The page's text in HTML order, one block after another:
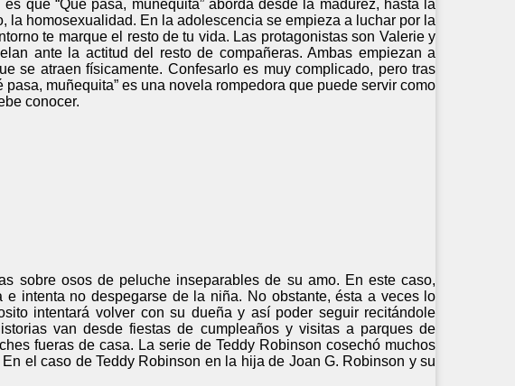
que “Qué pasa, muñequita” aborda desde la madurez, hasta la
la homosexualidad. En la adolescencia se empieza a luchar por la
te marque el resto de tu vida. Las protagonistas son Valerie y
ante la actitud del resto de compañeras. Ambas empiezan a
se atraen físicamente. Confesarlo es muy complicado, pero tras
muñequita” es una novela rompedora que puede servir como
conocer.
sobre osos de peluche inseparables de su amo. En este caso,
intenta no despegarse de la niña. No obstante, ésta a veces lo
intentará volver con su dueña y así poder seguir recitándole
van desde fiestas de cumpleaños y visitas a parques de
fueras de casa. La serie de Teddy Robinson cosechó muchos
el caso de Teddy Robinson en la hija de Joan G. Robinson y su